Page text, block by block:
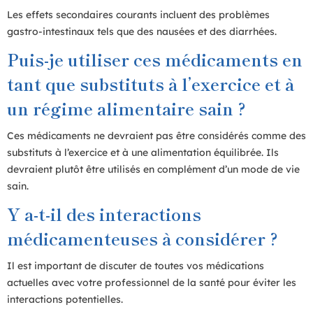
Les effets secondaires courants incluent des problèmes
gastro-intestinaux tels que des nausées et des diarrhées.
Puis-je utiliser ces médicaments en
tant que substituts à l’exercice et à
un régime alimentaire sain ?
Ces médicaments ne devraient pas être considérés comme des
substituts à l’exercice et à une alimentation équilibrée. Ils
devraient plutôt être utilisés en complément d’un mode de vie
sain.
Y a-t-il des interactions
médicamenteuses à considérer ?
Il est important de discuter de toutes vos médications
actuelles avec votre professionnel de la santé pour éviter les
interactions potentielles.